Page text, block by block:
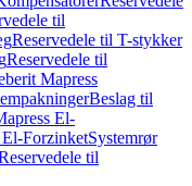
til
Reservedele til T-stykker
Reservedele til
Mapress
Beslag til
El-
El-ForzinketSystemrør
til